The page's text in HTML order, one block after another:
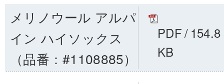
メリノウール アルパ
イン ハイソックス
（品番：#1108885）
PDF/ 154.8
KB